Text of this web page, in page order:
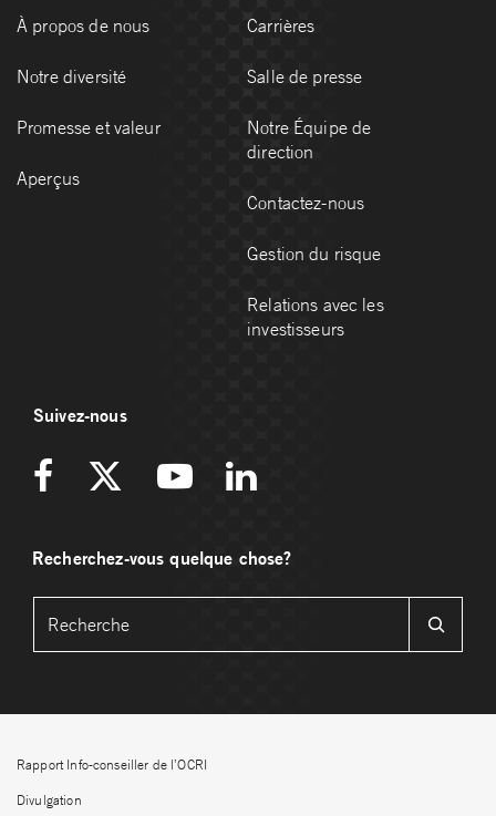
À propos de nous
Notre diversité
Promesse et valeur
Aperçus
Carrières
Salle de presse
Notre Équipe de
direction
Contactez-nous
Gestion du risque
Relations avec les
investisseurs
Suivez-nous
Recherchez-vous quelque chose?
Rapport Info-conseiller de l’OCRI
Divulgation